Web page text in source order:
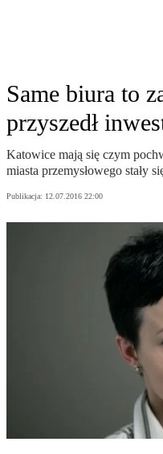
Same biura to
przyszedł
Katowice mają się czym
miasta przemysłowego stały
Publikacja: 12.07.2016 22:00